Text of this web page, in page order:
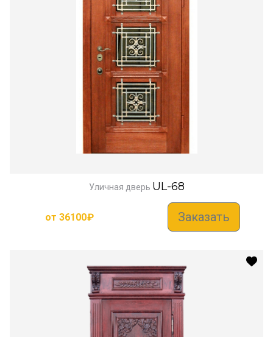
Уличная дверь UL-68
от 36100₽ Заказать